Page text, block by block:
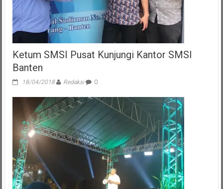
Ketum SMSI Pusat Kunjungi Kantor SMSI
Banten
18/04/2018 Redaksi 0